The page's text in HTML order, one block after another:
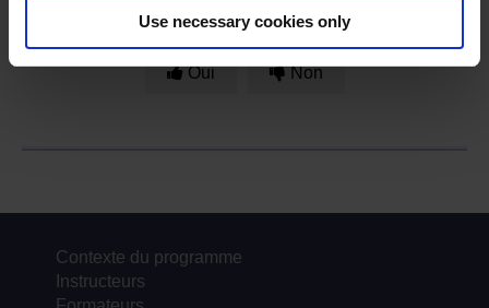
Use necessary cookies only
Cette réponse vous a-t-elle été utile ?
Oui Non
Contexte du programme
Instructeurs